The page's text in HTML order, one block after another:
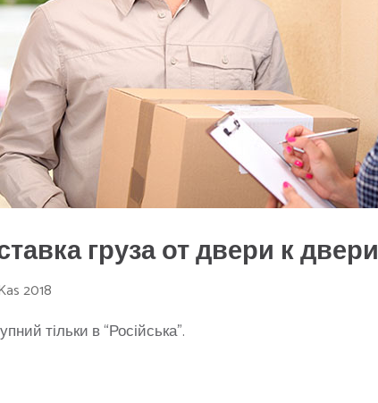
груза от двери к двери
2018
тільки в “Російська”.